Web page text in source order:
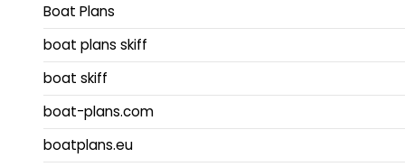
Boat Plans
boat plans skiff
boat skiff
boat-plans.com
boatplans.eu